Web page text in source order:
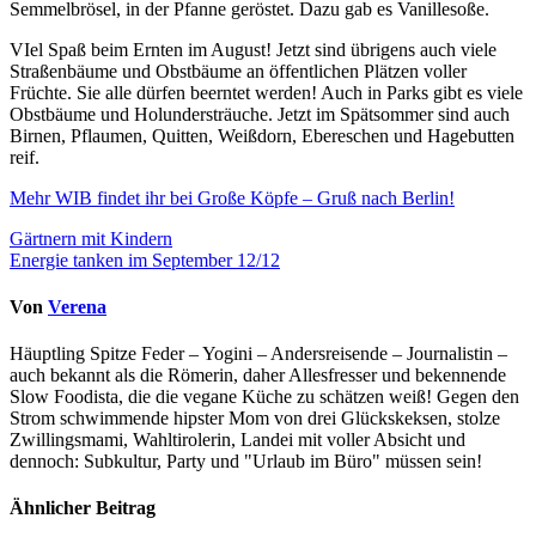
Semmelbrösel, in der Pfanne geröstet. Dazu gab es Vanillesoße.
VIel Spaß beim Ernten im August! Jetzt sind übrigens auch viele
Straßenbäume und Obstbäume an öffentlichen Plätzen voller
Früchte. Sie alle dürfen beerntet werden! Auch in Parks gibt es viele
Obstbäume und Holundersträuche. Jetzt im Spätsommer sind auch
Birnen, Pflaumen, Quitten, Weißdorn, Ebereschen und Hagebutten
reif.
Mehr WIB findet ihr bei Große Köpfe – Gruß nach Berlin!
Beitragsnavigation
Gärtnern mit Kindern
Energie tanken im September 12/12
Von Verena
Häuptling Spitze Feder – Yogini – Andersreisende – Journalistin –
auch bekannt als die Römerin, daher Allesfresser und bekennende
Slow Foodista, die die vegane Küche zu schätzen weiß! Gegen den
Strom schwimmende hipster Mom von drei Glückskeksen, stolze
Zwillingsmami, Wahltirolerin, Landei mit voller Absicht und
dennoch: Subkultur, Party und "Urlaub im Büro" müssen sein!
Ähnlicher Beitrag